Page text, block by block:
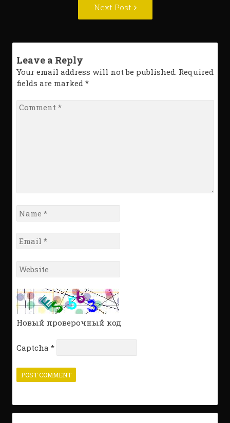
Next Post
Leave a Reply
Your email address will not be published. Required
fields are marked *
Comment
Name
*
Email
*
Website
*
Новый проверочный код
Captcha *